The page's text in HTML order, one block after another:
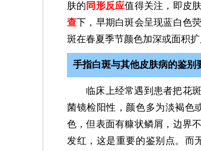
肤的 同形反应值得关注，即皮
查下，早期白斑会呈现蓝白色
斑在春夏季节颜色加深或面积
手指白斑与其他皮肤病的鉴别
临床上经常遇到患者把花
菌镜检阳性，颜色多为淡褐色
色，但表面有糠状鳞屑，边界
发红，这是重要的鉴别点。而